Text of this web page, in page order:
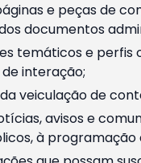
e peças de
documentos
temáticos e perfis
interação;
veiculação de
avisos e
à